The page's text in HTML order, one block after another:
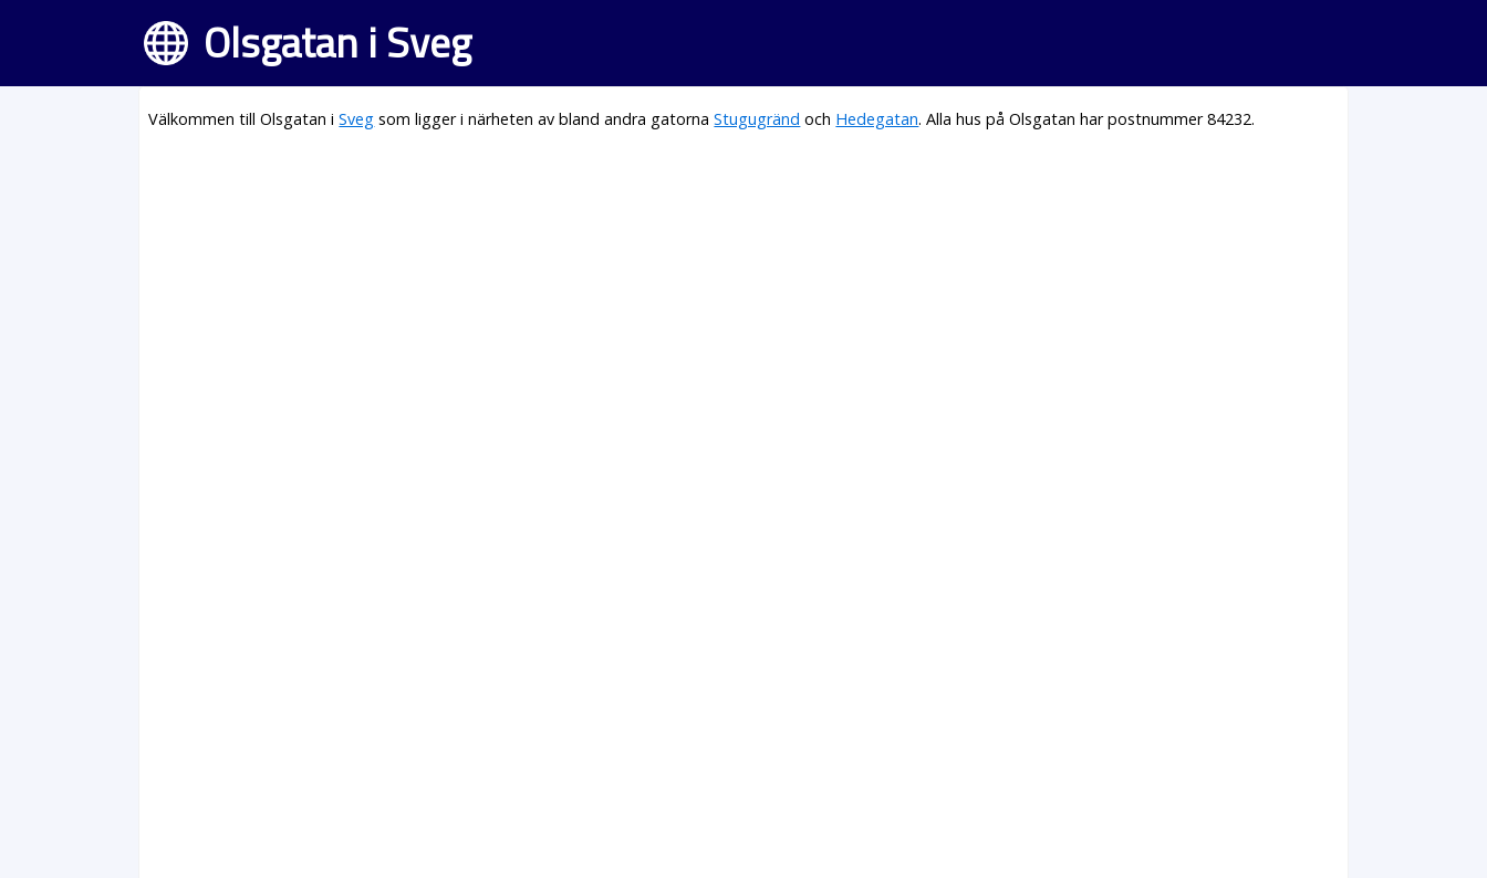
Olsgatan i Sveg
Välkommen till Olsgatan iSveg som ligger i närheten av bland andra gatornaStugugränd och Hedegatan. Alla hus på Olsgatan har postnummer 84232.